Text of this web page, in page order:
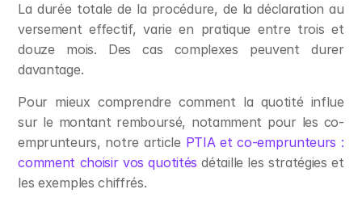
La durée totale de la procédure, de la déclaration au
versement effectif, varie en pratique entre trois et
douze mois. Des cas complexes peuvent durer
davantage.
Pour mieux comprendre comment la quotité influe
sur le montant remboursé, notamment pour les co-
emprunteurs, notre article PTIA et co-emprunteurs :
comment choisir vos quotités détaille les stratégies et
les exemples chiffrés.